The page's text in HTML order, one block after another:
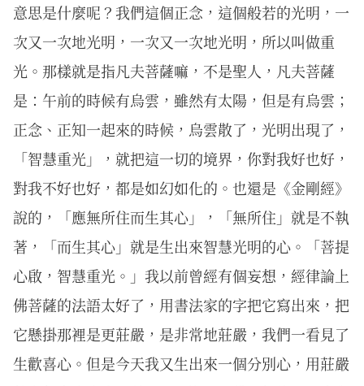
意思是什麼呢？我們這個正念，這個般若的光明，一
次又一次地光明，一次又一次地光明，所以叫做重
光。那樣就是指凡夫菩薩嘛，不是聖人，凡夫菩薩
是：午前的時候有烏雲，雖然有太陽，但是有烏雲；
正念、正知一起來的時候，烏雲散了，光明出現了，
「智慧重光」，就把這一切的境界，你對我好也好，
對我不好也好，都是如幻如化的。也還是《金剛經》
說的，「應無所住而生其心」，「無所住」就是不執
著，「而生其心」就是生出來智慧光明的心。「菩提
心啟，智慧重光。」我以前曾經有個妄想，經律論上
佛菩薩的法語太好了，用書法家的字把它寫出來，把
它懸掛那裡是更莊嚴，是非常地莊嚴，我們一看見了
生歡喜心。但是今天我又生出來一個分別心，用莊嚴